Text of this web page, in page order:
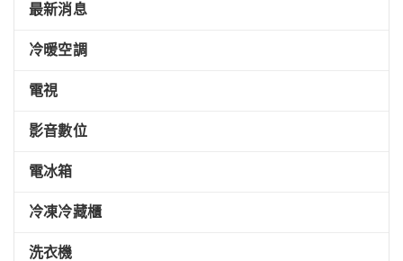
最新消息
冷暖空調
電視
影音數位
電冰箱
冷凍冷藏櫃
洗衣機